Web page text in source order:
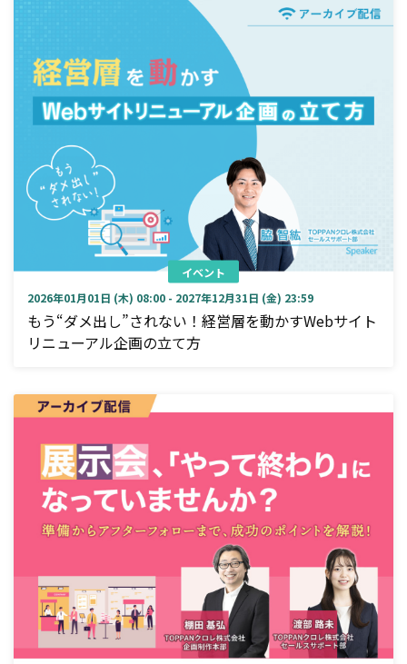
イベント
2026年01月01日 (木) 08:00 - 2027年12月31日 (金) 23:59
もう“ダメ出し”されない！経営層を動かすWebサイト
リニューアル企画の立て方